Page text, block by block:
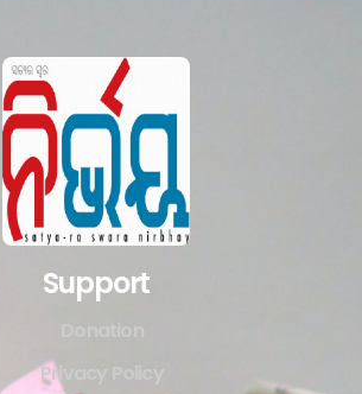
Support
Privacy Policy